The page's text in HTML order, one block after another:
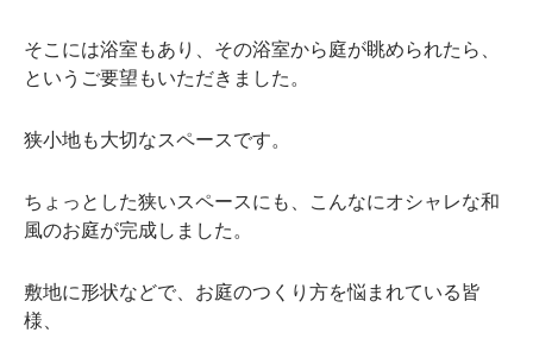
そこには浴室もあり、その浴室から庭が眺められたら、
というご要望もいただきました。
狭小地も大切なスペースです。
ちょっとした狭いスペースにも、こんなにオシャレな和
風のお庭が完成しました。
敷地に形状などで、お庭のつくり方を悩まれている皆
様、